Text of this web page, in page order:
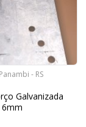
- RS
Galvanizada
6mm